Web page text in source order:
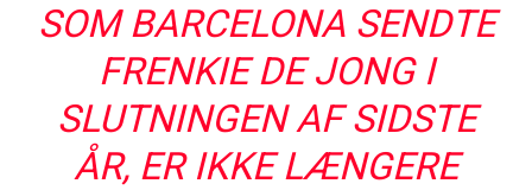
SOM BARCELONA SENDTE
FRENKIE DE JONG I
SLUTNINGEN AF SIDSTE
ÅR, ER IKKE LÆNGERE